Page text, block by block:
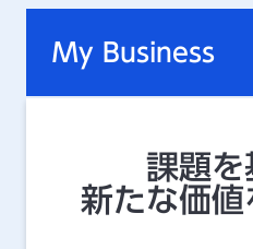
My Business
課題を
新たな価値